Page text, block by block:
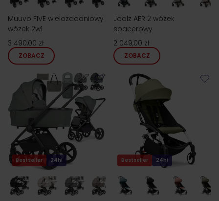
Muuvo FIVE wielozadaniowy
wózek 2w1
3 490,00 zł
ZOBACZ
Joolz AER 2 wózek
spacerowy
2 049,00 zł
ZOBACZ
Bestseller 24h! Bestseller 24h!